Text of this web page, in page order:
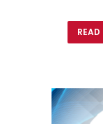
READ